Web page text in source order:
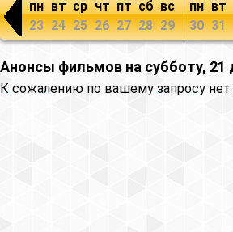
пн
23
вт
24
ср
25
чт
26
пт
27
сб
28
вс
29
пн
30
вт
31
Анонсы фильмов на субботу, 21
К сожалению по вашему запросу